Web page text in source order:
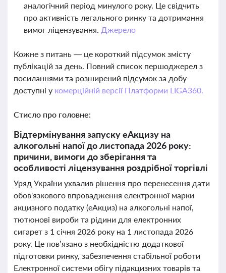
аналогічний період минулого року. Це свідчить
про активність легального ринку та дотримання
вимог ліцензування. Джерело
Кожне з питань — це короткий підсумок змісту
публікацій за день. Повний список першоджерел з
посиланнями та розширений підсумок за добу
доступні у комерційній версії Платформи LIGA360.
Стисло про головне:
Відтермінування запуску еАкцизу на
алкогольні напої до листопада 2026 року:
причини, вимоги до зберігання та
особливості ліцензування роздрібної торгівлі
Уряд України ухвалив рішення про перенесення дати
обов'язкового впровадження електронної марки
акцизного податку (еАкциз) на алкогольні напої,
тютюнові вироби та рідини для електронних
сигарет з 1 січня 2026 року на 1 листопада 2026
року. Це пов’язано з необхідністю додаткової
підготовки ринку, забезпечення стабільної роботи
Електронної системи обігу підакцизних товарів та